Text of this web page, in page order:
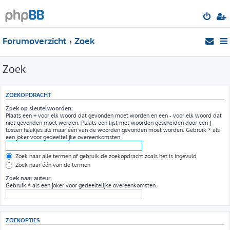
Forumoverzicht Zoek
Zoek
ZOEKOPDRACHT
Zoek op sleutelwoorden:
Plaats een + voor elk woord dat gevonden moet worden en een - voor elk woord dat
niet gevonden moet worden. Plaats een lijst met woorden gescheiden door een |
tussen haakjes als maar één van de woorden gevonden moet worden. Gebruik * als
een joker voor gedeeltelijke overeenkomsten.
Zoek naar alle termen of gebruik de zoekopdracht zoals het is ingevuld
Zoek naar één van de termen
Zoek naar auteur:
Gebruik * als een joker voor gedeeltelijke overeenkomsten.
ZOEKOPTIES